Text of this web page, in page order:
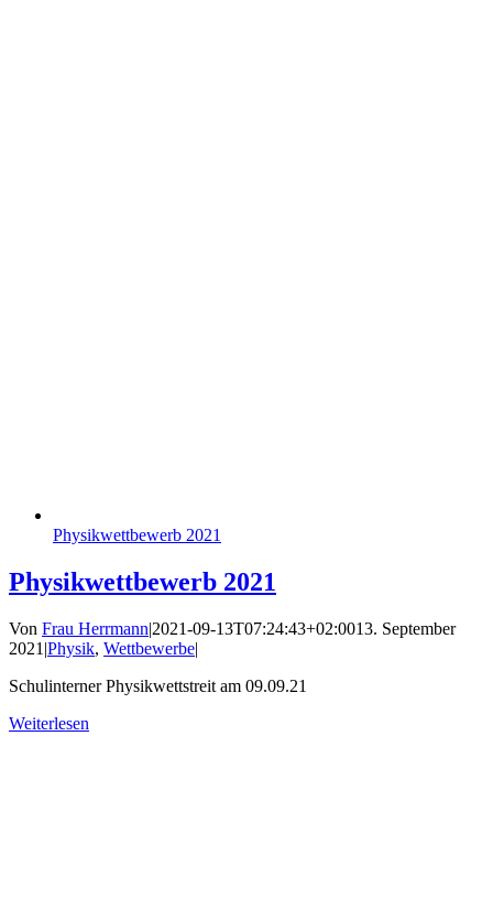
Physikwettbewerb 2021
Physikwettbewerb 2021
Von Frau Herrmann|2021-09-13T07:24:43+02:0013. September
2021 |Physik, Wettbewerbe|
Schulinterner Physikwettstreit am 09.09.21
Weiterlesen